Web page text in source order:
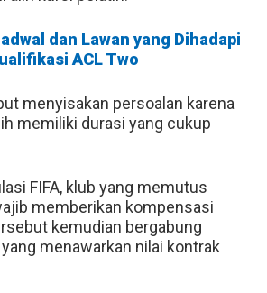
dan Lawan yang Dihadapi
ACL Two
menyisakan persoalan karena
memiliki durasi yang cukup
FIFA, klub yang memutus
memberikan kompensasi
kemudian bergabung
menawarkan nilai kontrak